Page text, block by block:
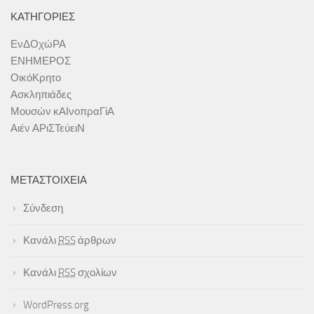
ΚΑΤΗΓΟΡΊΕΣ
ΕνΔΟχώΡΑ
ΕΝΗΜΕΡΟΣ
ΟικόΚρητο
Ασκληπιάδες
Μουσών κΑΙνοπραΓίΑ
Αιέν ΑΡιΣΤεύειΝ
ΜΕΤΑΣΤΟΙΧΕΊΑ
Σύνδεση
Κανάλι RSSάρθρων
Κανάλι RSSσχολίων
WordPress.org